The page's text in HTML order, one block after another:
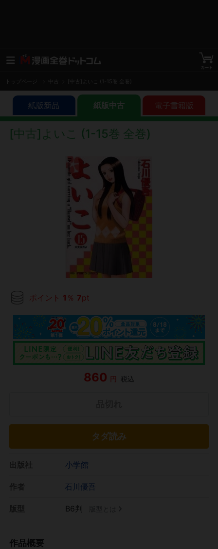
トップページ 中古 [中古]よいこ (1-15巻 全巻)
紙版新品 紙版中古 電子書籍版
[中古]よいこ (1-15巻 全巻)
ポイント 1 ％ 7pt
860 円 税込
タダ読み
小学館
石川優吾
B6判
作品概要